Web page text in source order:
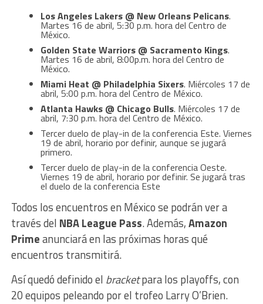
Los Angeles Lakers @ New Orleans Pelicans.
Martes 16 de abril, 5:30 p.m. hora del Centro de
México.
Golden State Warriors @ Sacramento Kings.
Martes 16 de abril, 8:00p.m. hora del Centro de
México.
Miami Heat @ Philadelphia Sixers. Miércoles 17 de
abril, 5:00 p.m. hora del Centro de México.
Atlanta Hawks @ Chicago Bulls. Miércoles 17 de
abril, 7:30 p.m. hora del Centro de México.
Tercer duelo de play-in de la conferencia Este. Viernes
19 de abril, horario por definir, aunque se jugará
primero.
Tercer duelo de play-in de la conferencia Oeste.
Viernes 19 de abril, horario por definir. Se jugará tras
el duelo de la conferencia Este
Todos los encuentros en México se podrán ver a
través del NBA League Pass. Además,Amazon
Primeanunciará en las próximas horas qué
encuentros transmitirá.
Así quedó definido el bracketpara los playoffs, con
20 equipos peleando por el trofeo Larry O’Brien.